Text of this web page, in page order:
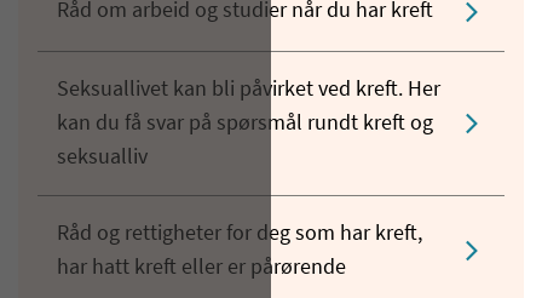
Råd om arbeid og studier når du har kreft
Seksuallivet kan bli påvirket ved kreft. Her
kan du få svar på spørsmål rundt kreft og
seksualliv
Råd og rettigheter for deg som har kreft,
har hatt kreft eller er pårørende